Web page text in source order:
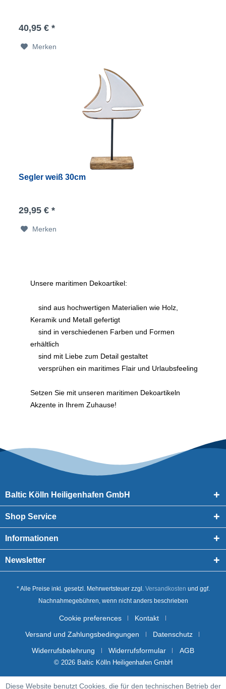
40,95 € *
Merken
Segler weiß 30cm
29,95 € *
Merken
Unsere maritimen Dekoartikel:
sind aus hochwertigen Materialien wie Holz,
Keramik und Metall gefertigt
sind in verschiedenen Farben und Formen
erhältlich
sind mit Liebe zum Detail gestaltet
versprühen ein maritimes Flair und Urlaubsfeeling
Setzen Sie mit unseren maritimen Dekoartikeln
Akzente in Ihrem Zuhause!
Baltic Kölln Heiligenhafen GmbH
Shop Service
Informationen
Newsletter
* Alle Preise inkl. gesetzl. Mehrwertsteuer zzgl. Versandkosten und ggf.
Nachnahmegebühren, wenn nicht anders beschrieben
Cookie preferences
Kontakt
Versand und Zahlungsbedingungen
Datenschutz
Widerrufsbelehrung
Widerrufsformular AGB
© 2026 Baltic Kölln Heiligenhafen GmbH
Diese Website benutzt Cookies, die für den technischen Betrieb der